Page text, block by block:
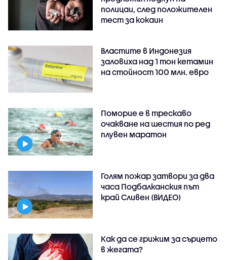
полицаи, след положителен
тест за кокаин
Властите в Индонезия
заловиха над 1 тон кетамин
на стойност 100 млн. евро
Поморие е в трескаво
очакване на шестия по ред
плувен маратон
Голям пожар затвори за два
часа Подбалканския път
край Сливен (ВИДЕО)
Как да се грижим за сърцето
в жегата?